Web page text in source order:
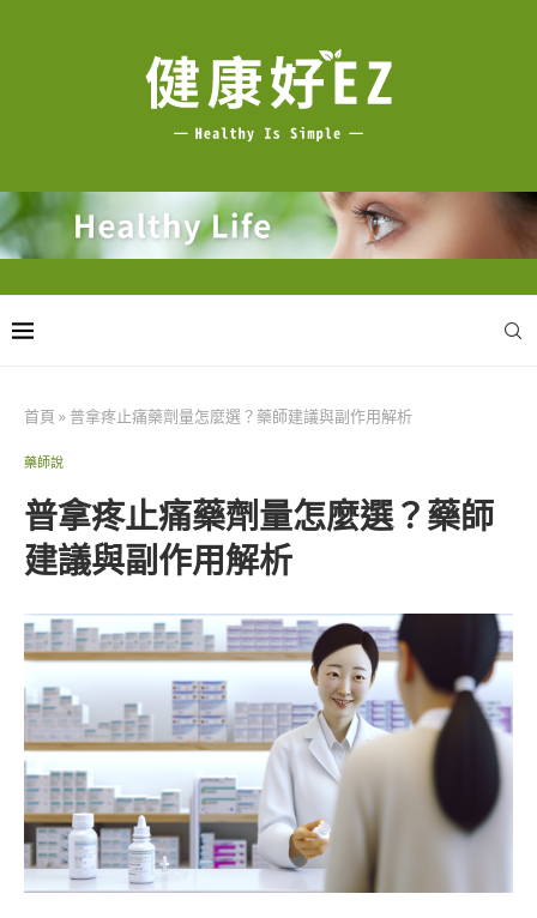
首頁 »普拿疼止痛藥劑量怎麼選？藥師建議與副作用解析
藥師說
普拿疼止痛藥劑量怎麼選？藥師
建議與副作用解析